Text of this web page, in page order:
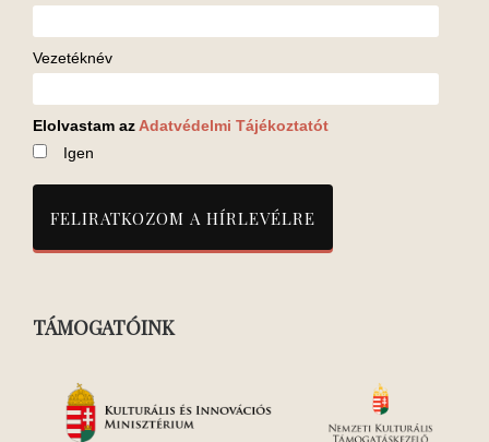
Vezetéknév
Elolvastam az Adatvédelmi Tájékoztatót
Igen
TÁMOGATÓINK